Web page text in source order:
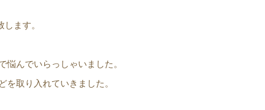
ます。
んでいらっしゃいました。
取り入れていきました。